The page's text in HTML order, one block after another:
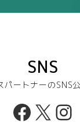
SNS
パートナーのSNS
X